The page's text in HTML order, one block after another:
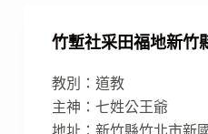
竹塹社采田福地新竹
教別：道教
主神：七姓公王爺
地址：新竹縣竹北市新